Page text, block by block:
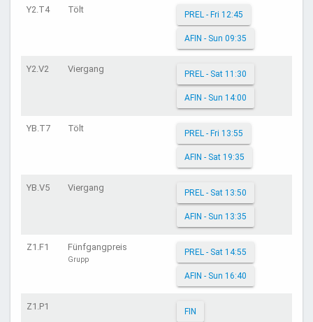
Y2.T4 Tölt PREL - Fri 12:45
AFIN - Sun 09:35
Y2.V2 Viergang PREL - Sat 11:30
AFIN - Sun 14:00
YB.T7 Tölt PREL - Fri 13:55
AFIN - Sat 19:35
YB.V5 Viergang PREL - Sat 13:50
AFIN - Sun 13:35
Z1.F1 Fünfgangpreis
Grupp
PREL - Sat 14:55
AFIN - Sun 16:40
Z1.P1 FIN